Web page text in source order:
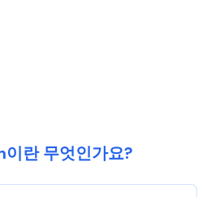
란 무엇인가요?